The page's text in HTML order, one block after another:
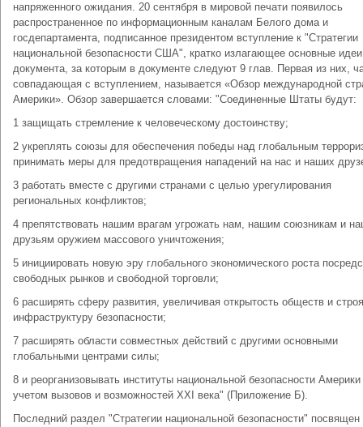
напряженного ожидания. 20 сентября в мировой печати появилось
распространенное по информационным каналам Белого дома и
госдепартамента, подписанное президентом вступление к "Стратегии
национальной безопасности США", кратко излагающее основные идеи
документа, за которым в документе следуют 9 глав. Первая из них,
совпадающая с вступлением, называется «Обзор международной
Америки». Обзор завершается словами: "Соединенные Штаты будут:
1 защищать стремление к человеческому достоинству;
2 укреплять союзы для обеспечения победы над глобальным
принимать меры для предотвращения нападений на нас и наших
3 работать вместе с другими странами с целью урегулирования
региональных конфликтов;
4 препятствовать нашим врагам угрожать нам, нашим союзникам и
друзьям оружием массового уничтожения;
5 инициировать новую эру глобального экономического роста
свободных рынков и свободной торговли;
6 расширять сферу развития, увеличивая открытость обществ и строя
инфраструктуру безопасности;
7 расширять области совместных действий с другими основными
глобальными центрами силы;
8 и реорганизовывать институты национальной безопасности Америки
учетом вызовов и возможностей XXI века" (Приложение Б).
Последний раздел "Стратегии национальной безопасности" посвящен